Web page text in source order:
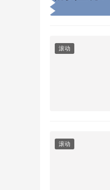
滚动
滚动